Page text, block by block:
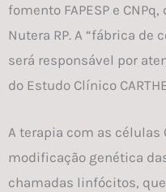
fomento FAPESP e
Nutera RP. A “fábrica de
será responsável por
do Estudo Clínico
A terapia com as células
modificação genética
chamadas linfócitos,